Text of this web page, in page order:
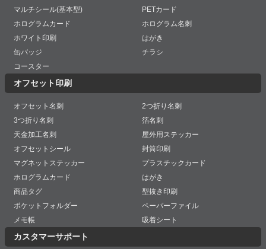
マルチシール(基本型)
PETカード
ホログラムカード
ホログラム名刺
ホワイト印刷
はがき
缶バッジ
チラシ
コースター
オフセット印刷
オフセット名刺
2つ折り名刺
3つ折り名刺
箔名刺
天金加工名刺
屋外用ステッカー
オフセットシール
封筒印刷
マグネットステッカー
プラスチックカード
ホログラムカード
はがき
商品タグ
型抜き印刷
ポケットフォルダー
ペーパーファイル
メモ帳
吸着シート
カスタマーサポート